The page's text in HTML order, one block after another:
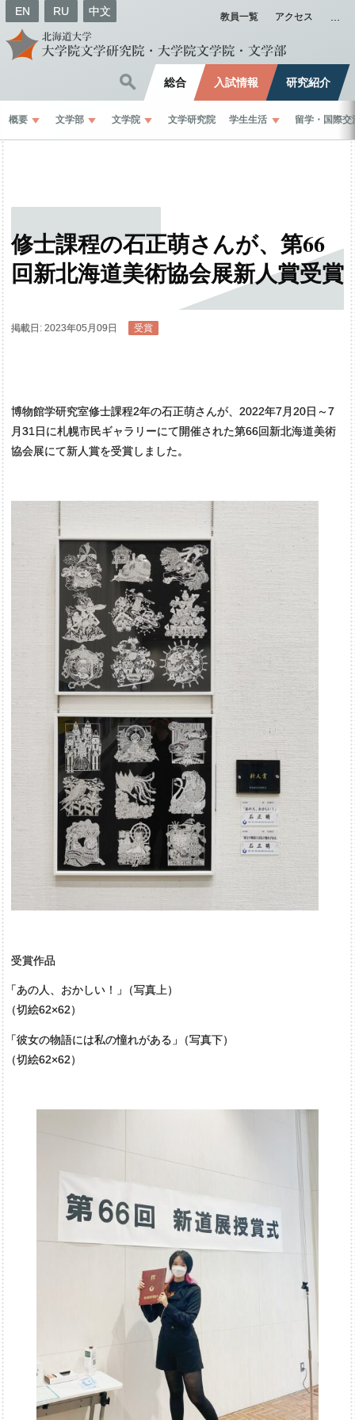
EN RU 中文 教員一覧 アクセス
総合 入試情報 研究紹介
概要 文学部 文学院 文学研究院 学生生活 留学 ・ 国際交
修士課程の石正萌さんが、 第66
回新北海道美術協会展新人賞受賞
掲載日: 2023年05月09日 受賞
博物館学研究室修士課程2年の石正萌さんが、2022年7月20日～7
月31日に札幌市民ギャラリーにて開催された第66回新北海道美術
協会展にて新人賞を受賞しました。
受賞作品
「あの人、おかしい！ 」
（写真上）
（切絵62×62）
「彼女の物語には私の憧れがある 」
（写真下）
（切絵62×62）